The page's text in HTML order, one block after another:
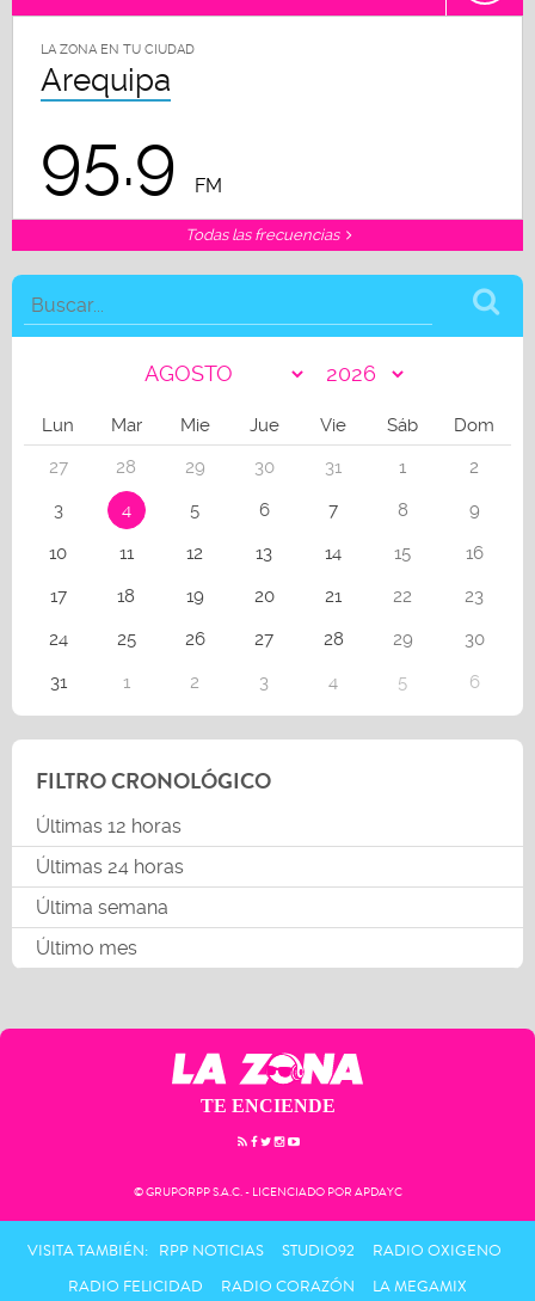
LA ZONA EN TU CIUDAD
Arequipa
95.9 FM
Todas las frecuencias
Lun Mar Mie Jue Vie Sáb
Dom
27
28 29 30 31 1
2
3
4 5 6 7 8
9
10
11 12 13 14 15
16
17
18 19 20 21 22
23
24
25 26 27 28 29
30
31
1 2 3 4 5 6
FILTRO CRONOLÓGICO
Últimas 12 horas
Últimas 24 horas
Última semana
Último mes
TE ENCIENDE
© GRUPORPP S.A.C. - LICENCIADO POR APDAYC
VISITA TAMBIÉN: RPP NOTICIAS STUDIO92
RADIO OXIGENO
RADIO FELICIDAD
RADIO CORAZÓN LA MEGAMIX